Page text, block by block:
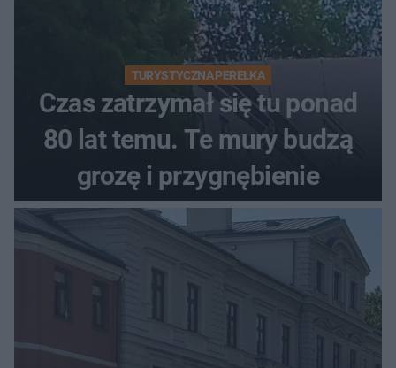
TURYSTYCZNA PEREŁKA
Czas zatrzymał się tu ponad
80 lat temu. Te mury budzą
grozę i przygnębienie